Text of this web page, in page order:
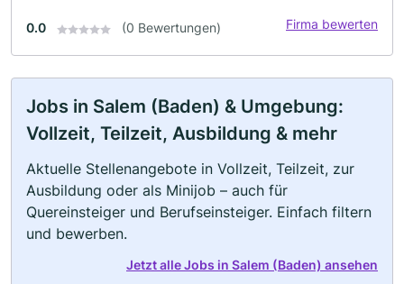
0.0 (0 Bewertungen) Firma bewerten
Jobs in Salem (Baden) & Umgebung:
Vollzeit, Teilzeit, Ausbildung & mehr
Aktuelle Stellenangebote in Vollzeit, Teilzeit, zur
Ausbildung oder als Minijob – auch für
Quereinsteiger und Berufseinsteiger. Einfach filtern
und bewerben.
Jetzt alle Jobs in Salem (Baden) ansehen